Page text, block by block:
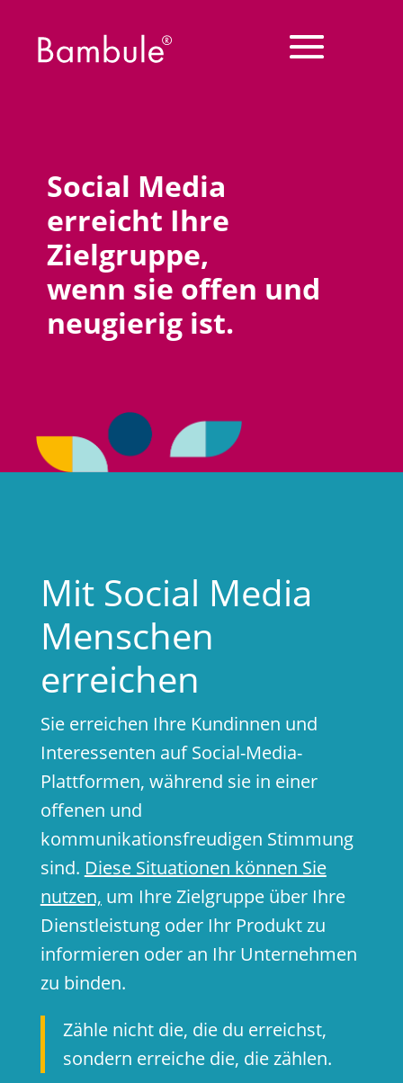
Social Media
erreicht Ihre
Zielgruppe,
wenn sie offen und
neugierig ist.
Mit Social Media
Menschen
erreichen
Sie erreichen Ihre Kundinnen und
Interessenten auf Social-Media-
Plattformen, während sie in einer
offenen und
kommunikationsfreudigen Stimmung
sind. Diese Situationen können Sie
nutzen, um Ihre Zielgruppe über Ihre
Dienstleistung oder Ihr Produkt zu
informieren oder an Ihr Unternehmen
zu binden.
Zähle nicht die, die du erreichst,
sondern erreiche die, die zählen.